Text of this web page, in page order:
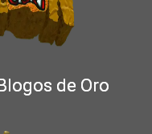
de Oro